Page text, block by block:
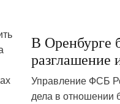
В Оренбурге
Управление ФСБ
дела в отношении